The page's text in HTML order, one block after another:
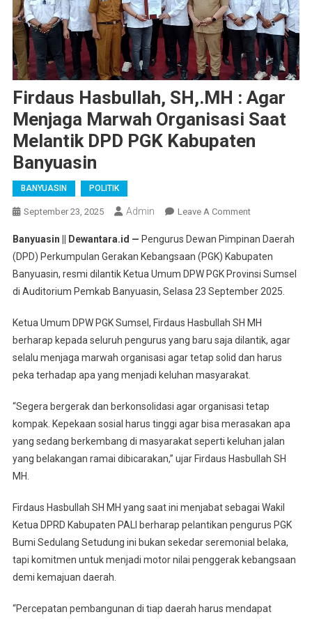
Firdaus Hasbullah, SH,.MH : Agar
Menjaga Marwah Organisasi Saat
Melantik DPD PGK Kabupaten
Banyuasin
BANYUASIN POLITIK
September 23, 2025 Admin Leave A CommentOn
Hasbullah,
SH,.MH
:
Agar
Marwah
Organisasi
Saat
PGK
Kabupaten
Banyuasin
Banyuasin || Dewantara.id — Pengurus Dewan Pimpinan Daerah
(DPD) Perkumpulan Gerakan Kebangsaan (PGK) Kabupaten
Banyuasin, resmi dilantik Ketua Umum DPW PGK Provinsi Sumsel
di Auditorium Pemkab Banyuasin, Selasa 23 September 2025.
Ketua Umum DPW PGK Sumsel, Firdaus Hasbullah SH MH
berharap kepada seluruh pengurus yang baru saja dilantik, agar
selalu menjaga marwah organisasi agar tetap solid dan harus
peka terhadap apa yang menjadi keluhan masyarakat.
“Segera bergerak dan berkonsolidasi agar organisasi tetap
kompak. Kepekaan sosial harus tinggi agar bisa merasakan apa
yang sedang berkembang di masyarakat seperti keluhan jalan
yang belakangan ramai dibicarakan,” ujar Firdaus Hasbullah SH
MH.
Firdaus Hasbullah SH MH yang saat ini menjabat sebagai Wakil
Ketua DPRD Kabupaten PALI berharap pelantikan pengurus PGK
Bumi Sedulang Setudung ini bukan sekedar seremonial belaka,
tapi komitmen untuk menjadi motor nilai penggerak kebangsaan
demi kemajuan daerah.
“Percepatan pembangunan di tiap daerah harus mendapat